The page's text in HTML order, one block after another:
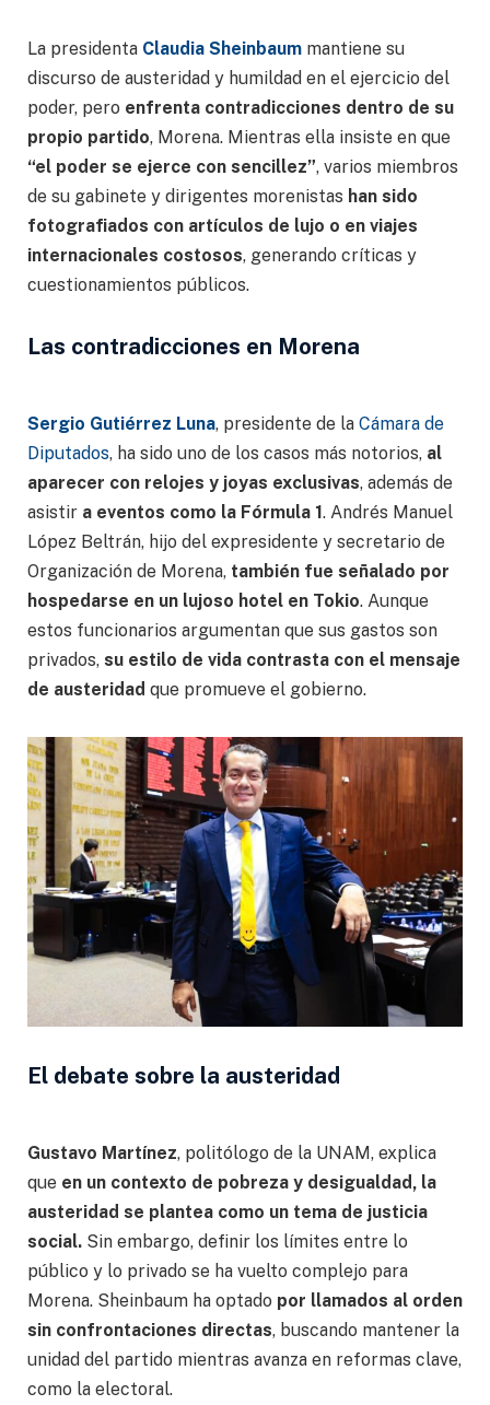
La presidenta Claudia Sheinbaum mantiene su
discurso de austeridad y humildad en el ejercicio del
poder, pero enfrenta contradicciones dentro de su
propio partido, Morena. Mientras ella insiste en que
“el poder se ejerce con sencillez”, varios miembros
de su gabinete y dirigentes morenistas han sido
fotografiados con artículos de lujo o en viajes
internacionales costosos, generando críticas y
cuestionamientos públicos.
Las contradicciones en Morena
Sergio Gutiérrez Luna, presidente de la Cámara de
Diputados, ha sido uno de los casos más notorios, al
aparecer con relojes y joyas exclusivas, además de
asistir a eventos como la Fórmula 1. Andrés Manuel
López Beltrán, hijo del expresidente y secretario de
Organización de Morena, también fue señalado por
hospedarse en un lujoso hotel en Tokio. Aunque
estos funcionarios argumentan que sus gastos son
privados, su estilo de vida contrasta con el mensaje
de austeridad que promueve el gobierno.
El debate sobre la austeridad
Gustavo Martínez, politólogo de la UNAM, explica
que en un contexto de pobreza y desigualdad, la
austeridad se plantea como un tema de justicia
social. Sin embargo, definir los límites entre lo
público y lo privado se ha vuelto complejo para
Morena. Sheinbaum ha optado por llamados al orden
sin confrontaciones directas, buscando mantener la
unidad del partido mientras avanza en reformas clave,
como la electoral.